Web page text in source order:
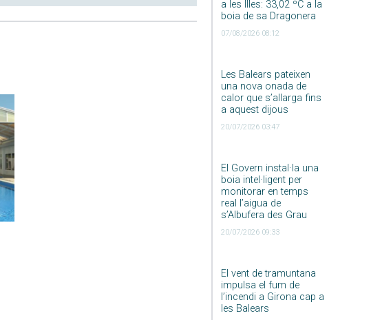
a les Illes: 33,02 ºC a la
boia de sa Dragonera
07/08/2026 08:12
Les Balears pateixen
una nova onada de
calor que s’allarga fins
a aquest dijous
20/07/2026 03:47
El Govern instal·la una
boia intel·ligent per
monitorar en temps
real l’aigua de
s’Albufera des Grau
20/07/2026 09:33
El vent de tramuntana
impulsa el fum de
l’incendi a Girona cap a
les Balears